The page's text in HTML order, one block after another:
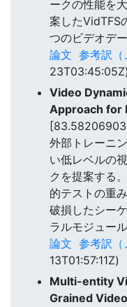
ークの性能を
案したVidTFS
つのビデオデ
論文 参考訳（
23T03:45:05Z)
Video
Approach for
外部トレーニ
い低レベルの
クを提案する
的テストの重
破損したシー
ラルモジュー
論文 参考訳（
13T01:57:11Z)
Multi-entity
Grained